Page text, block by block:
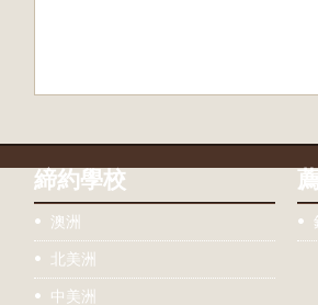
締約學校
澳洲
北美洲
中美洲